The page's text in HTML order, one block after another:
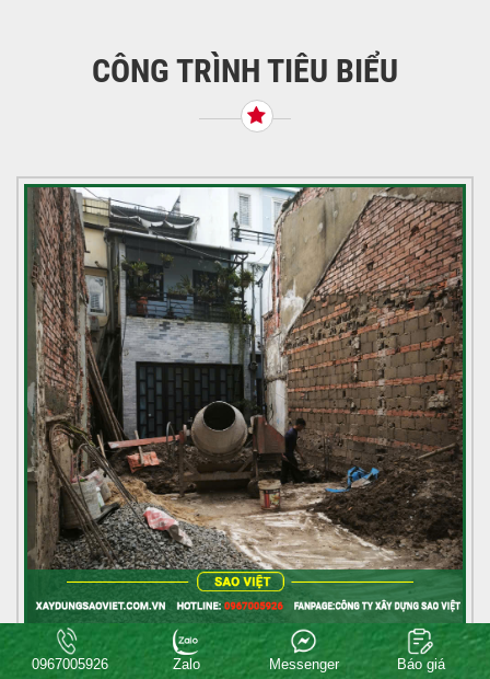
CÔNG TRÌNH TIÊU BIỂU
THI CÔNG HOÀN THIỆN CÔNG TRÌNH TRẦN QUANG DIỆU,
QUẬN 3
0967005926 Zalo Messenger Báo giá